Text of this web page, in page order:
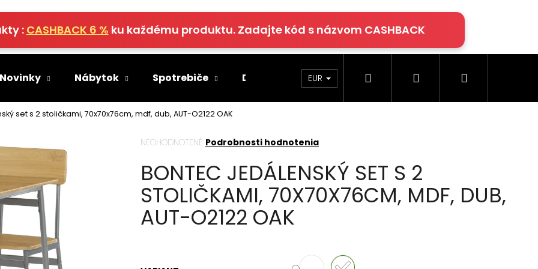
: CASHBACK 6 % ku každému produktu. Zadajte kód s názvom CASHBACK
Nábytok Spotrebiče Dekorácie Klimatizácia Podlahy Egger
EUR Hľadať PrihlásenieNákupný
set s 2 stoličkami, 70x70x76cm, mdf, dub, AUT-O2122 OAK
Priemerné
produktu
je
0,0
z
hviezdičiek.
NEOHODNOTENÉ Podrobnosti hodnotenia
BONTEC JEDÁLENSKÝ SET S 2
STOLIČKAMI, 70X70X76CM, MDF, DUB,
AUT-O2122 OAK
HĽADAŤ
Odporúčame